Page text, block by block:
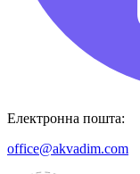
Електронна пошта:
office@akvadim.com